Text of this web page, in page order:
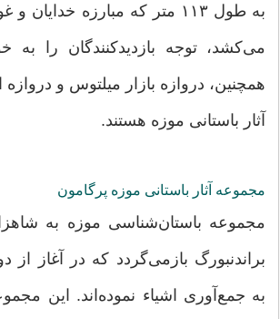
به طول ۱۱۳ متر که مبارزه
می‌کشد، توجه بازدیدکنندگان را
همچنین، دروازه بازار میلتوس و دروازه
آثار باستانی موزه هستند.
مجموعه آثار باستانی موزه پرگامون
مجموعه باستان‌شناسی موزه به
براندنبورگ بازمی‌گردد که در آغاز از
به جمع‌آوری اشیاء نموده‌اند. این